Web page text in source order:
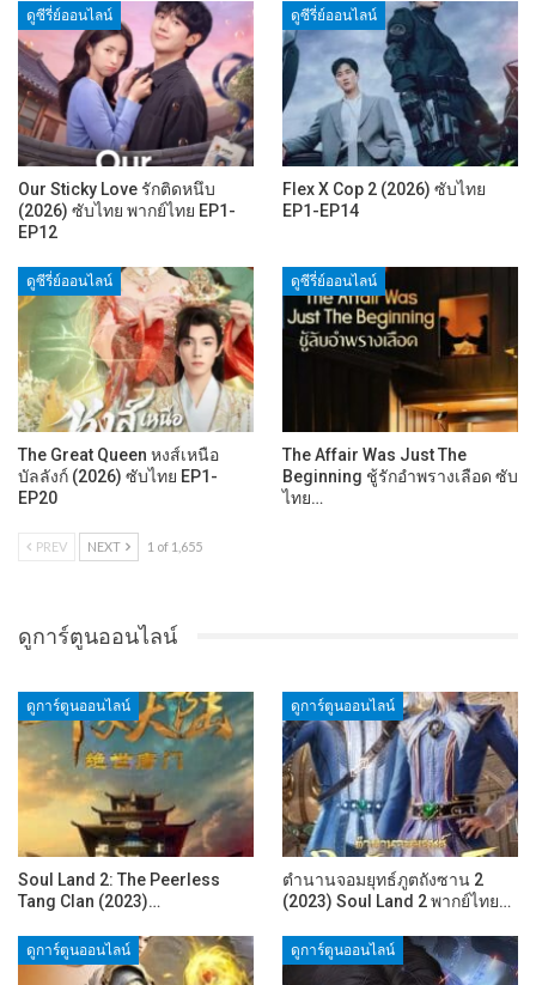
ดูซีรี่ย์ออนไลน์
Our Sticky Love รักติดหนึบ
(2026) ซับไทย พากย์ไทย EP1-
EP12
ดูซีรี่ย์ออนไลน์
Flex X Cop 2 (2026) ซับไทย
EP1-EP14
ดูซีรี่ย์ออนไลน์
The Great Queen หงส์เหนือ
บัลลังก์ (2026) ซับไทย EP1-
EP20
ดูซีรี่ย์ออนไลน์
The Affair Was Just The
Beginning ชู้รักอำพรางเลือด ซับ
ไทย…
PREV NEXT 1 of 1,655
ดูการ์ตูนออนไลน์
ดูการ์ตูนออนไลน์
Soul Land 2: The Peerless
Tang Clan (2023)…
ดูการ์ตูนออนไลน์
ตำนานจอมยุทธ์ภูตถังซาน 2
(2023) Soul Land 2 พากย์ไทย…
ดูการ์ตูนออนไลน์ ดูการ์ตูนออนไลน์